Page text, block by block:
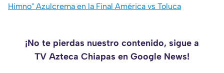
Himno" Azulcrema en la Final América vs Toluca
¡No te pierdas nuestro contenido, sigue a
TV Azteca Chiapas en Google News!